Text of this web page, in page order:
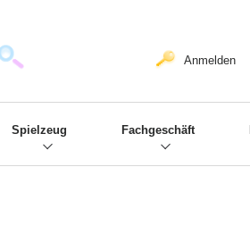
Anmelden
Spielzeug Fachgeschäft